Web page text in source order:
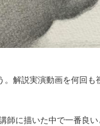
解説実演動画を何回
に描いた中で一番良